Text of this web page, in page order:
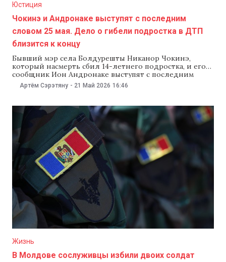
Юстиция
Чокинэ и Андронаке выступят с последним
словом 25 мая. Дело о гибели подростка в ДТП
близится к концу
Бывший мэр села Болдурешты Никанор Чокинэ,
который насмерть сбил 14-летнего подростка, и его
сообщник Ион Андронаке выступят с последним
словом на судебном заседании 25 мая. Об этом 21 мая
сообщили в Прокуратуре по борьбе с организованной
прокуратуры, уголовное дело близится к концу.
Теперь суд должен заслушать последнее
Артём Сэрэтяну - 21 Май 2026 16:46
Жизнь
В Молдове сослуживцы избили двоих солдат